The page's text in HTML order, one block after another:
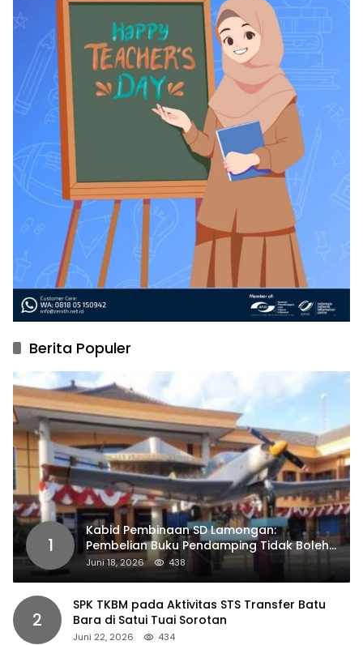
Berita Populer
1
Kabid Pembinaan SD Lamongan:
Pembelian Buku Pendamping Tidak Boleh
Dipaksakan
Juni 18, 2026 438
2
SPK TKBM pada Aktivitas STS Transfer Batu
Bara di Satui Tuai Sorotan
Juni 22, 2026 434